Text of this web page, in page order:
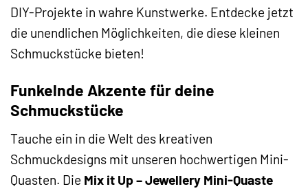
DIY-Projekte in wahre Kunstwerke. Entdecke jetzt
die unendlichen Möglichkeiten, die diese kleinen
Schmuckstücke bieten!
Funkelnde Akzente für deine
Schmuckstücke
Tauche ein in die Welt des kreativen
Schmuckdesigns mit unseren hochwertigen Mini-
Quasten. Die Mix it Up – Jewellery Mini-Quaste